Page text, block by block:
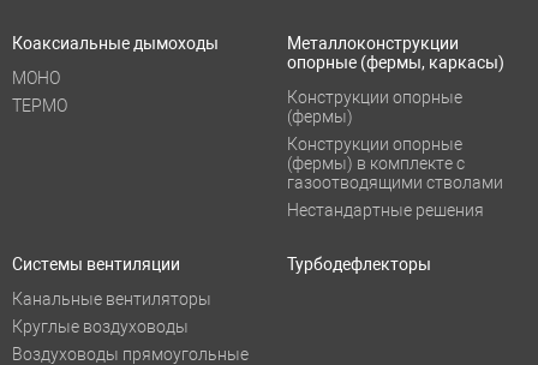
Коаксиальные дымоходы
МОНО
ТЕРМО
Металлоконструкции
опорные (фермы, каркасы)
Конструкции опорные
(фермы)
Конструкции опорные
(фермы) в комплекте с
газоотводящими стволами
Нестандартные решения
Системы вентиляции
Канальные вентиляторы
Круглые воздуховоды
Воздуховоды прямоугольные
Турбодефлекторы